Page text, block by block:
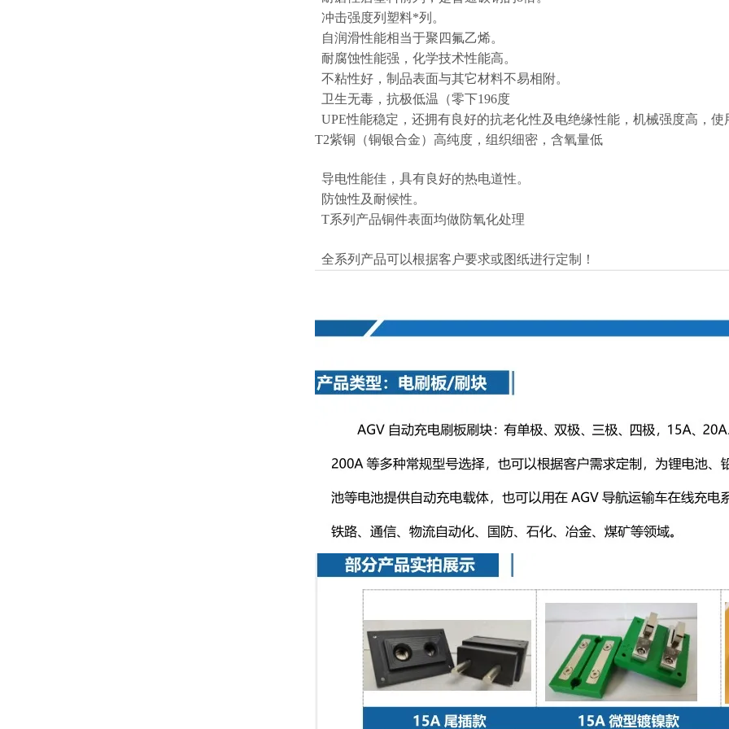
冲击强度列塑料*列。
自润滑性能相当于聚四氟乙烯。
耐腐蚀性能强，化学技术性能高。
不粘性好，制品表面与其它材料不易相附。
卫生无毒，抗极低温（零下196度
UPE性能稳定，还拥有良好的抗老化性及电绝缘性能，机械强度高，使
T2紫铜（铜银合金）高纯度，组织细密，含氧量低
导电性能佳，具有良好的热电道性。
防蚀性及耐候性。
T系列产品铜件表面均做防氧化处理
全系列产品可以根据客户要求或图纸进行定制！